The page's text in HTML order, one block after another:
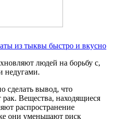
из тыквы быстро и вкусно
людей на борьбу с,
недугами.
сделать вывод, что
Вещества, находящиеся
распространение
они уменьшают риск